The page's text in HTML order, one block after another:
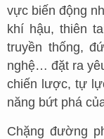
vực biến động
khí hậu, thiên
truyền thống,
nghệ… đặt ra
chiến lược, tự
năng bứt phá
Chặng đường